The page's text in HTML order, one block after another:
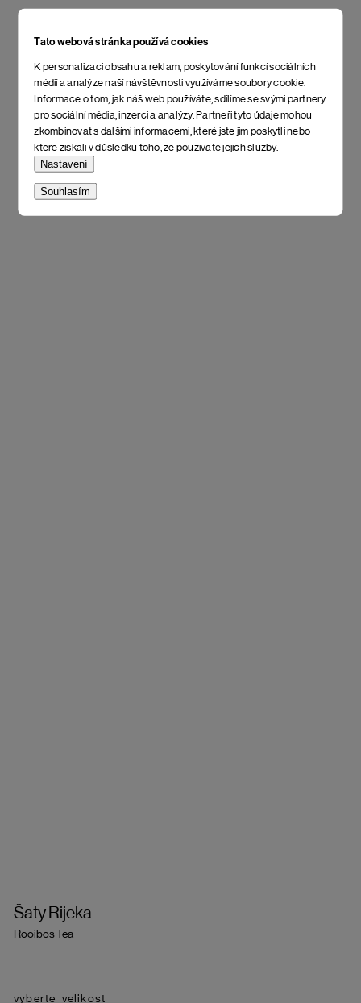
Tato webová stránka používá cookies
K personalizaci obsahu a reklam, poskytování funkcí sociálních
médií a analýze naší návštěvnosti využíváme soubory cookie.
Informace o tom, jak náš web používáte, sdílíme se svými partnery
pro sociální média, inzerci a analýzy. Partneři tyto údaje mohou
zkombinovat s dalšími informacemi, které jste jim poskytli nebo
které získali v důsledku toho, že používáte jejich služby.
Nastavení
Souhlasím
Šaty Rijeka
Rooibos Tea
velikost